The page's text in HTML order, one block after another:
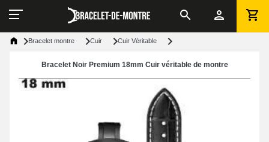
Bracelet montre Cuir Cuir Véritable
Bracelet Noir Premium 18mm Cuir véritable de montre